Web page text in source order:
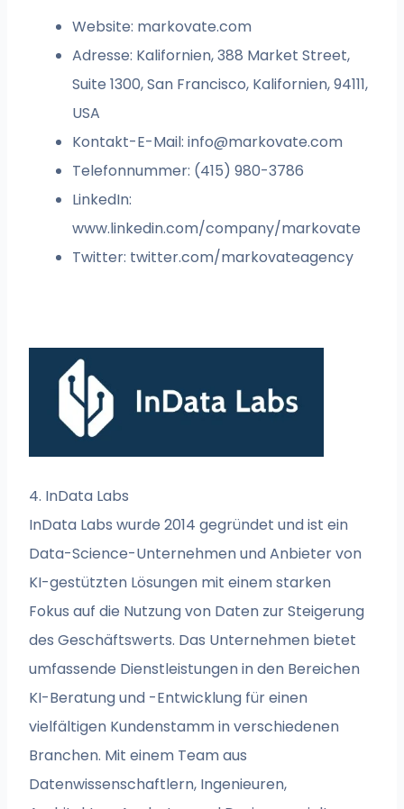
Website: markovate.com
Adresse: Kalifornien, 388 Market Street,
Suite 1300, San Francisco, Kalifornien, 94111,
USA
Kontakt-E-Mail:info@markovate.com
Telefonnummer: (415) 980-3786
LinkedIn:
www.linkedin.com/company/markovate
Twitter: twitter.com/markovateagency
4. InData Labs
InData Labs wurde 2014 gegründet und ist ein
Data-Science-Unternehmen und Anbieter von
KI-gestützten Lösungen mit einem starken
Fokus auf die Nutzung von Daten zur Steigerung
des Geschäftswerts. Das Unternehmen bietet
umfassende Dienstleistungen in den Bereichen
KI-Beratung und -Entwicklung für einen
vielfältigen Kundenstamm in verschiedenen
Branchen. Mit einem Team aus
Datenwissenschaftlern, Ingenieuren,